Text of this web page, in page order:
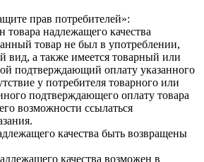
прав потребителей»:
товара надлежащего качества
товар не был в употреблении,
вид, а также имеется товарный или
подтверждающий оплату указанного
у потребителя товарного или
подтверждающего оплату товара
возможности ссылаться
качества быть возвращены
качества возможен в